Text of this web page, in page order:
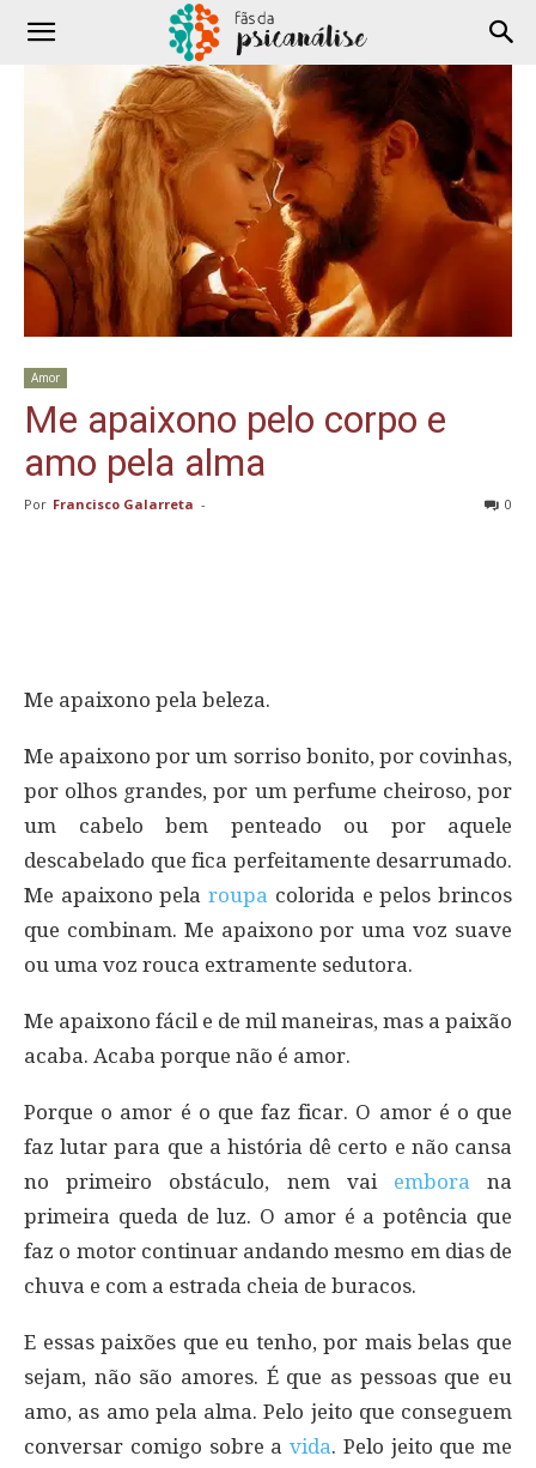
Amor
Me apaixono pelo corpo e
amo pela alma
Por Francisco Galarreta - 0
Me apaixono pela beleza.
Me apaixono por um sorriso bonito, por covinhas,
por olhos grandes, por um perfume cheiroso, por
um cabelo bem penteado ou por aquele
descabelado que fica perfeitamente desarrumado.
Me apaixono pelaroupa colorida e pelos brincos
que combinam. Me apaixono por uma voz suave
ou uma voz rouca extramente sedutora.
Me apaixono fácil e de mil maneiras, mas a paixão
acaba. Acaba porque não é amor.
Porque o amor é o que faz ficar. O amor é o que
faz lutar para que a história dê certo e não cansa
no primeiro obstáculo, nem vai embora na
primeira queda de luz. O amor é a potência que
faz o motor continuar andando mesmo em dias de
chuva e com a estrada cheia de buracos.
E essas paixões que eu tenho, por mais belas que
sejam, não são amores. É que as pessoas que eu
amo, as amo pela alma. Pelo jeito que conseguem
conversar comigo sobre a vida. Pelo jeito que me